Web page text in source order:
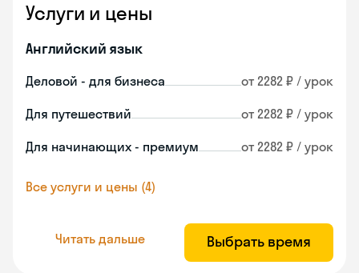
Услуги и цены
Английский язык
Деловой - для бизнеса от 2282 ₽ / урок
Для путешествий от 2282 ₽ / урок
Для начинающих - премиум от 2282 ₽ / урок
Все услуги и цены (4)
Читать дальше Выбрать время